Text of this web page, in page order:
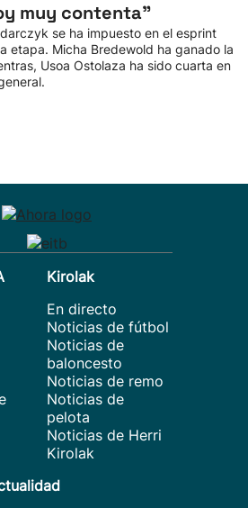
muy contenta"
se ha impuesto en el esprint
etapa. Micha Bredewold ha ganado la
Usoa Ostolaza ha sido cuarta en
Kirolak
En directo
Noticias de fútbol
Noticias de
baloncesto
Noticias de remo
Noticias de
pelota
Noticias de Herri
Kirolak